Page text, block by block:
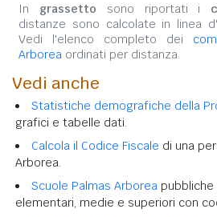
In grassetto sono riportati i
distanze sono calcolate in linea
Vedi l'elenco completo dei
Arborea ordinati per distanza.
Vedi anche
Statistiche demografiche della
grafici e tabelle dati.
Calcola il Codice Fiscale di una
Arborea.
Scuole Palmas Arborea pubbliche
elementari, medie e superiori con